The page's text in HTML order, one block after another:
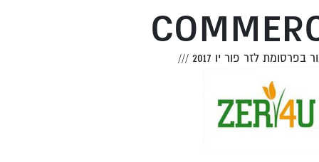
בפרסומת לזר פור יו 2017 ///